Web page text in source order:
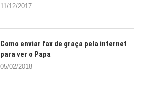
11/12/2017
Como enviar fax de graça pela internet
para ver o Papa
05/02/2018